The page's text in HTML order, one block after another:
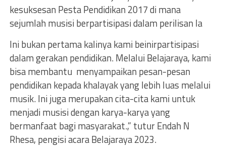
kesuksesan Pesta Pendidikan 2017 di mana
sejumlah musisi berpartisipasi dalam perilisan la
Ini bukan pertama kalinya kami beinirpartisipasi
dalam gerakan pendidikan. Melalui Belajaraya, kami
bisa membantu menyampaikan pesan-pesan
pendidikan kepada khalayak yang lebih luas melalui
musik. Ini juga merupakan cita-cita kami untuk
menjadi musisi dengan karya-karya yang
bermanfaat bagi masyarakat.,” tutur Endah N
Rhesa, pengisi acara Belajaraya 2023.